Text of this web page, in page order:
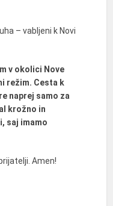
– vabljeni k Novi
v okolici Nove
režim. Cesta k
naprej samo za
krožno in
saj imamo
Amen!